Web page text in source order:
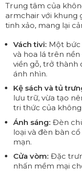
Trung tâm của
armchair với khung
tinh xảo, mang lại
Vách tivi: Một bức
và hoa lá trên
viền gỗ, trở thành
ánh nhìn.
Kệ sách và tủ
lưu trữ, vừa tạo
tri thức của không
Ánh sáng: Đèn
loại và đèn bàn
mạn.
Cửa vòm: Đặc
nhấn mềm mại